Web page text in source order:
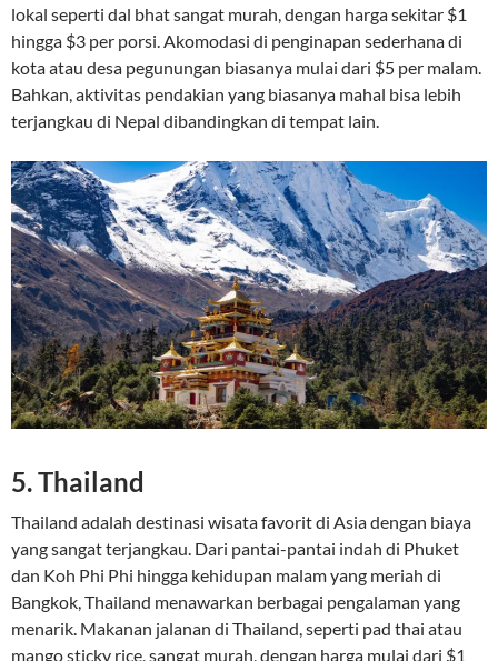
lokal seperti dal bhat sangat murah, dengan harga sekitar $1
hingga $3 per porsi. Akomodasi di penginapan sederhana di
kota atau desa pegunungan biasanya mulai dari $5 per malam.
Bahkan, aktivitas pendakian yang biasanya mahal bisa lebih
terjangkau di Nepal dibandingkan di tempat lain.
5.Thailand
Thailand adalah destinasi wisata favorit di Asia dengan biaya
yang sangat terjangkau. Dari pantai-pantai indah di Phuket
dan Koh Phi Phi hingga kehidupan malam yang meriah di
Bangkok, Thailand menawarkan berbagai pengalaman yang
menarik. Makanan jalanan di Thailand, seperti pad thai atau
mango sticky rice, sangat murah, dengan harga mulai dari $1